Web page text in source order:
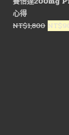
格：
心得
NT$1,800 原
NT$